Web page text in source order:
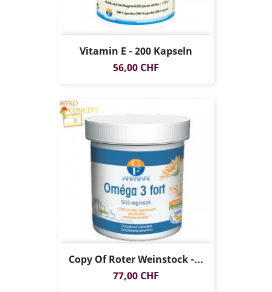
Vitamin E - 200 Kapseln
Preis
56,00 CHF
Copy Of Roter Weinstock -...
Preis
77,00 CHF